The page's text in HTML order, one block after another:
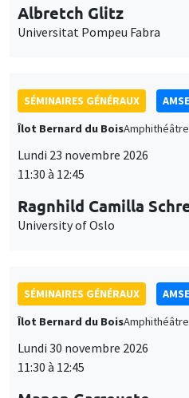
Albretch Glitz
Universitat Pompeu Fabra
SÉMINAIRES GÉNÉRAUX
Îlot Bernard du BoisAmphithéâtre
Lundi 23 novembre 2026
11:30 à 12:45
Ragnhild Camilla
University of Oslo
SÉMINAIRES GÉNÉRAUX
Îlot Bernard du BoisAmphithéâtre
Lundi 30 novembre 2026
11:30 à 12:45